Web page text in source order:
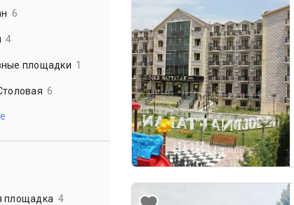
6
4
площадки 1
6
площадка 4